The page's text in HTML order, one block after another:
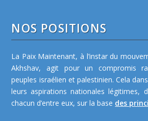
NOS POSITIONS
La Paix Maintenant, à l’instar du
Akhshav, agit pour un compromis
peuples israélien et palestinien. Cela
leurs aspirations nationales légitimes,
chacun d’entre eux, sur la base des